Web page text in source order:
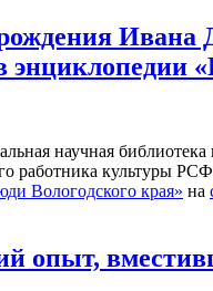
Ивана
энциклопедии
научная
работника культуры
Вологодского края» на
опыт,